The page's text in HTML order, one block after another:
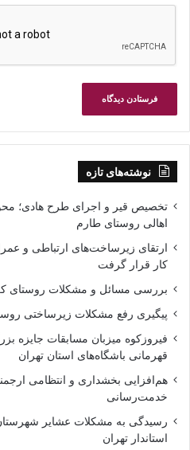
نوشته‌های تازه
تخصیص قیر و اجرای طرح هادی؛
اهالی روستای طارم
ارتقای زیرساخت‌های ارتباطی و
کار قرار گرفت
بررسی مسائل و مشکلات روستای
پیگیری رفع مشکلات زیرساختی
فیروزکوه میزبان مسابقات جایزه
قهرمانی باشگاه‌های استان تهران
هم‌افزایی بخشداری و انتظامی
خدمت‌رسانی
رسیدگی به مشکلات عشایر
استاندار تهران